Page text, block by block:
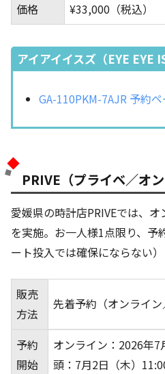
価格 ¥33,000（税込）
アイアイイスズ（EYE EYE
GA-110PKM-7AJR 予約
PRIVE（プライベ／オ
愛媛県の時計店PRIVEでは、
を実施。お一人様1点限り、予
ート投入では確保にならない）
販売
方法
先着予約（オンライン
予約
開始
オンライン：2026年
頭：7月2日（木）